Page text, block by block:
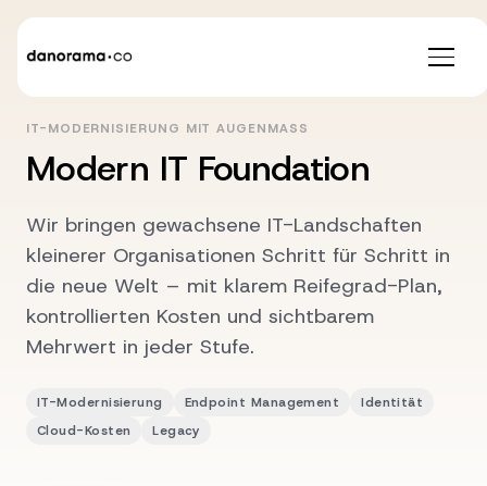
IT-MODERNISIERUNG MIT AUGENMASS
Modern IT Foundation
Wir bringen gewachsene IT-Landschaften
kleinerer Organisationen Schritt für Schritt in
die neue Welt – mit klarem Reifegrad-Plan,
kontrollierten Kosten und sichtbarem
Mehrwert in jeder Stufe.
IT-Modernisierung Endpoint Management
Identität
Cloud-Kosten
Legacy